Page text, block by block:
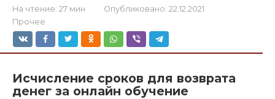
На чтение: 27 мин Опубликовано: 22.12.2021
Прочее
Исчисление сроков для возврата
денег за онлайн обучение